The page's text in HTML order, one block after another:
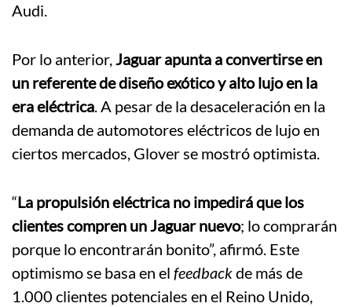
Audi.
Por lo anterior,Jaguar apunta a convertirse en
un referente de diseño exótico y alto lujo en la
era eléctrica. A pesar de la desaceleración en la
demanda de automotores eléctricos de lujo en
ciertos mercados, Glover se mostró optimista.
“La propulsión eléctrica no impedirá que los
clientes compren un Jaguar nuevo; lo comprarán
porque lo encontrarán bonito”, afirmó. Este
optimismo se basa en el feedbackde más de
1.000 clientes potenciales en el Reino Unido,